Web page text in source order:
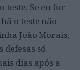
teste. Se eu for
o teste não
João Morais,
defesas só
dias após a